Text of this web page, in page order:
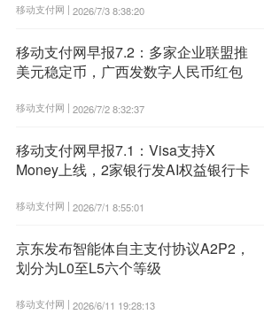
移动支付网 | 2026/7/3 8:38:20
移动支付网早报7.2：多家企业联盟推
美元稳定币，广西发数字人民币红包
移动支付网 | 2026/7/2 8:32:37
移动支付网早报7.1：Visa支持X
Money上线，2家银行发AI权益银行卡
移动支付网 | 2026/7/1 8:55:01
京东发布智能体自主支付协议A2P2，
划分为L0至L5六个等级
移动支付网 | 2026/6/11 19:28:13